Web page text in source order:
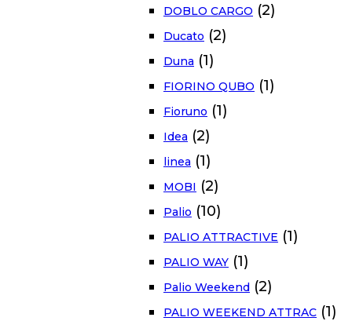
DOBLO CARGO (2)
Ducato (2)
Duna (1)
FIORINO QUBO (1)
Fioruno (1)
Idea (2)
linea (1)
MOBI (2)
Palio (10)
PALIO ATTRACTIVE (1)
PALIO WAY (1)
Palio Weekend (2)
PALIO WEEKEND ATTRAC (1)